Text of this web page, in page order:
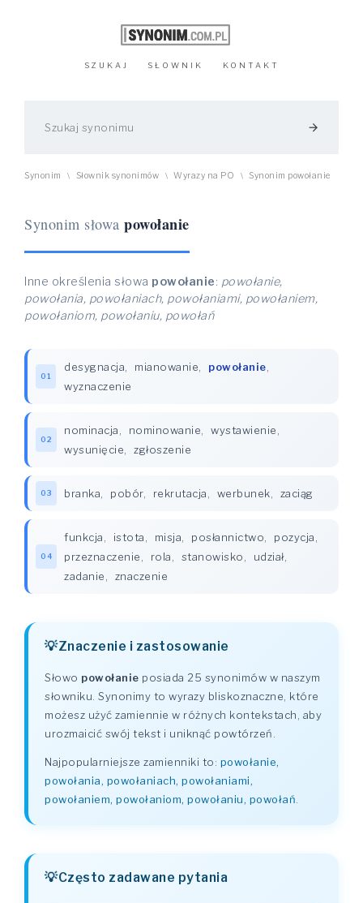
SZUKAJ SŁOWNIK KONTAKT
arrow_forward
Synonim \ Słownik synonimów \ Wyrazy na PO \ Synonim powołanie
Synonim słowa powołanie
Inne określenia słowa powołanie: powołanie,
powołania, powołaniach, powołaniami, powołaniem,
powołaniom, powołaniu, powołań
01
desygnacja mianowanie powołanie
wyznaczenie
02
nominacja nominowanie wystawienie
wysunięcie
zgłoszenie
03 branka pobór, rekrutacja werbunek zaciąg
04
funkcja istota misja posłannictwo pozycja
przeznaczenie
rola stanowisko udział,
zadanie
znaczenie
Znaczenie i zastosowanie
Słowo powołanie posiada 25 synonimów w naszym
słowniku. Synonimy to wyrazy bliskoznaczne, które
możesz użyć zamiennie w różnych kontekstach, aby
urozmaicić swój tekst i uniknąć powtórzeń.
Najpopularniejsze zamienniki to: powołanie,
powołania, powołaniach, powołaniami,
powołaniem, powołaniom, powołaniu, powołań
Często zadawane pytania